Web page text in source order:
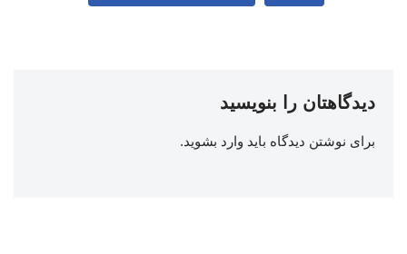
دیدگاهتان را بنویسید
برای نوشتن دیدگاه باید وارد بشوید.